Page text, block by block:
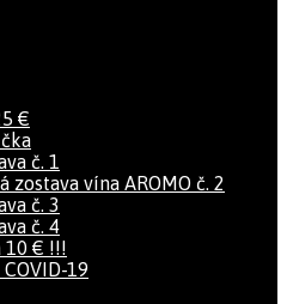
€
č. 1
zostava vína AROMO č. 2
č. 3
č. 4
10 € !!!
19